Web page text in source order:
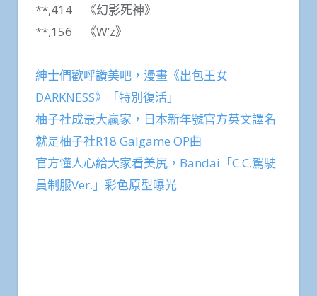
**,414 《幻影死神》
**,156 《W’z》
紳士們歡呼讚美吧，漫畫《出包王女
DARKNESS》「特別復活」
柚子社成最大贏家，日本新年號官方英文譯名
就是柚子社R18 Galgame OP曲
官方懂人心給大家看美尻，Bandai「C.C.駕駛
員制服Ver.」彩色原型曝光